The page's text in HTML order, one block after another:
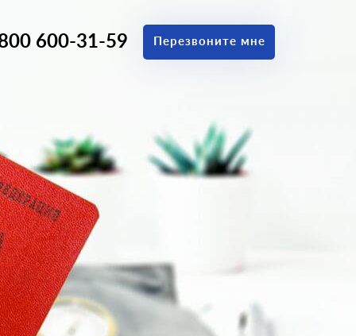
600-31-59 Перезвоните мне